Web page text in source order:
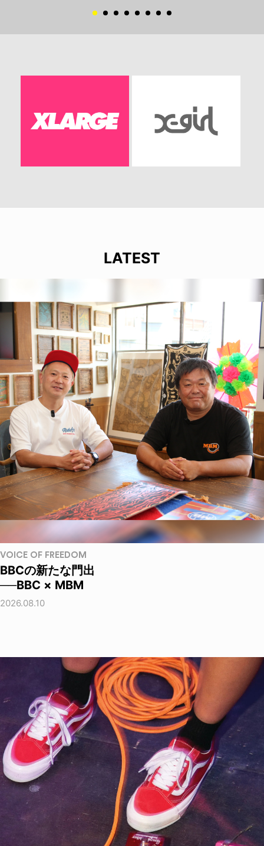
LATEST
VOICE OF FREEDOM
BBCの新たな門出
──BBC × MBM
2026.08.10